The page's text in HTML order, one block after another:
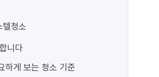
청소
니다
하게 보는 청소 기준